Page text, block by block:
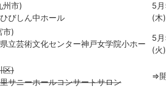
州市)
びしん中ホール
5
(木)
市)
立芸術文化センター神戸女学院小ホー
5
(火)
区)
サニーホールコンサートサロン
⇒